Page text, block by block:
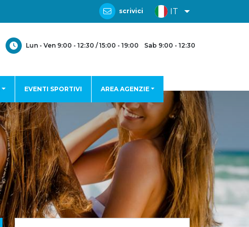
scrivici IT
Lun - Ven 9:00 - 12:30 / 15:00 - 19:00 Sab 9:00 - 12:30
EVENTI SPORTIVI AREA AGENZIE